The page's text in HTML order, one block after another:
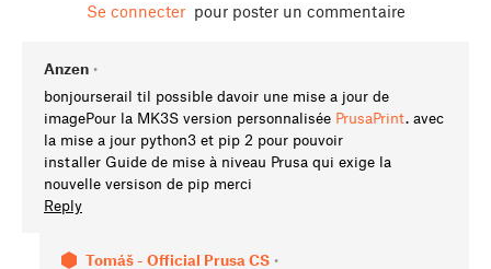
Se connecter pour poster un commentaire
Anzen •
bonjourserail til possible davoir une mise a jour de
imagePour la MK3S version personnalisée PrusaPrint. avec
la mise a jour python3 et pip 2 pour pouvoir
installer Guide de mise à niveau Prusa qui exige la
nouvelle versison de pip merci
Reply
Tomáš - Official Prusa CS •